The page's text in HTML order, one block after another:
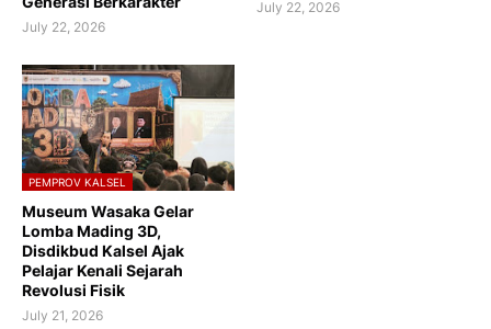
July 22, 2026
July 22, 2026
PEMPROV KALSEL
Museum Wasaka Gelar
Lomba Mading 3D,
Disdikbud Kalsel Ajak
Pelajar Kenali Sejarah
Revolusi Fisik
July 21, 2026